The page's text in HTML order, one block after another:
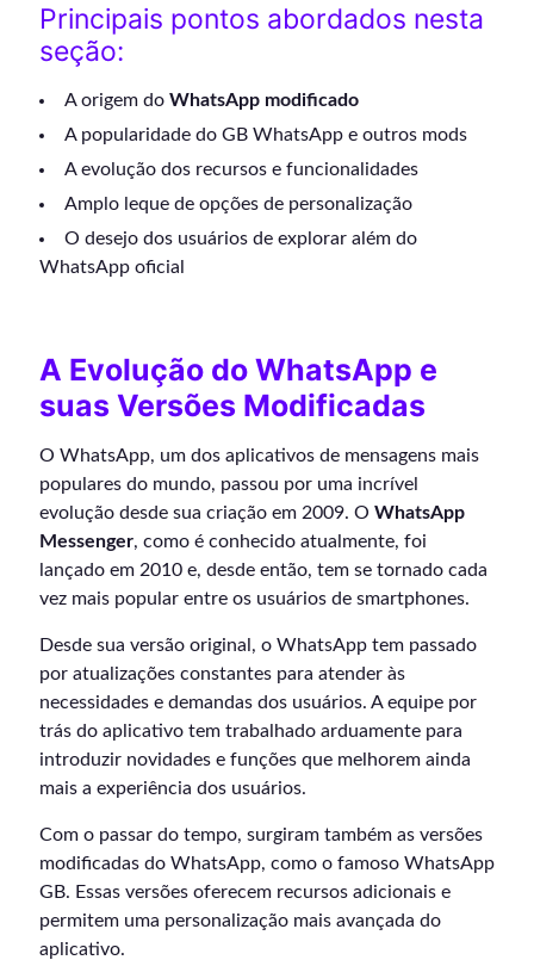
Principais pontos abordados nesta
seção:
A origem do WhatsApp modificado
A popularidade do GB WhatsApp e outros mods
A evolução dos recursos e funcionalidades
Amplo leque de opções de personalização
O desejo dos usuários de explorar além do
WhatsApp oficial
A Evolução do WhatsApp e
suas Versões Modificadas
O WhatsApp, um dos aplicativos de mensagens mais
populares do mundo, passou por uma incrível
evolução desde sua criação em 2009. O WhatsApp
Messenger, como é conhecido atualmente, foi
lançado em 2010 e, desde então, tem se tornado cada
vez mais popular entre os usuários de smartphones.
Desde sua versão original, o WhatsApp tem passado
por atualizações constantes para atender às
necessidades e demandas dos usuários. A equipe por
trás do aplicativo tem trabalhado arduamente para
introduzir novidades e funções que melhorem ainda
mais a experiência dos usuários.
Com o passar do tempo, surgiram também as versões
modificadas do WhatsApp, como o famoso WhatsApp
GB. Essas versões oferecem recursos adicionais e
permitem uma personalização mais avançada do
aplicativo.